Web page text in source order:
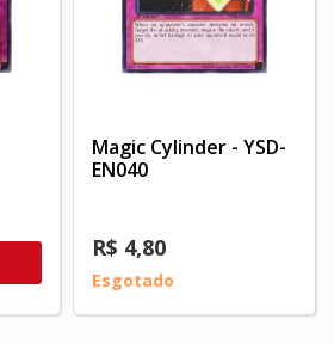
Magic Cylinder - YSD-
EN040
R$ 4,80
Esgotado